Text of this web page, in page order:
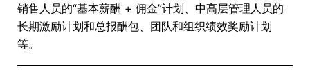
销售人员的“基本薪酬 + 佣金”计划、中高层管理人员的
长期激励计划和总报酬包、团队和组织绩效奖励计划
等。